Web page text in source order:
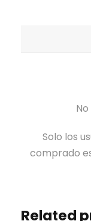
Solo los
comprado
Related